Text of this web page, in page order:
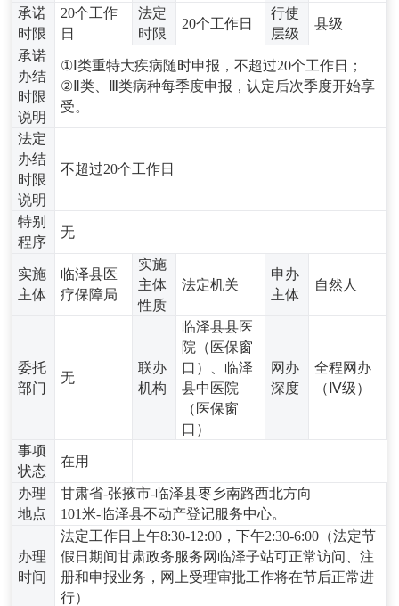
承诺
时限
20个工作
日
法定
时限
20个工作日
行使
层级
县级
承诺
办结
时限
说明
①Ⅰ类重特大疾病随时申报，不超过20个工作日；
②Ⅱ类、Ⅲ类病种每季度申报，认定后次季度开始享
受。
法定
办结
时限
说明
不超过20个工作日
特别
程序
无
实施
主体
临泽县医
疗保障局
实施
主体
性质
法定机关
申办
主体
自然人
委托
部门
无
联办
机构
临泽县县医
院（医保窗
口）、临泽
县中医院
（医保窗
口）
网办
深度
全程网办
（Ⅳ级）
事项
状态
在用
办理
地点
甘肃省-张掖市-临泽县枣乡南路西北方向
101米-临泽县不动产登记服务中心。
办理
时间
法定工作日上午8:30-12:00，下午2:30-6:00（法定节
假日期间甘肃政务服务网临泽子站可正常访问、注
册和申报业务，网上受理审批工作将在节后正常进
行）